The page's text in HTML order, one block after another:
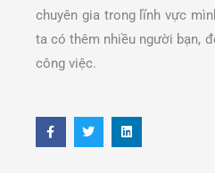
chuyên gia trong lĩnh vực
ta có thêm nhiều người bạn,
công việc.
F
a
c
w
i
i
n